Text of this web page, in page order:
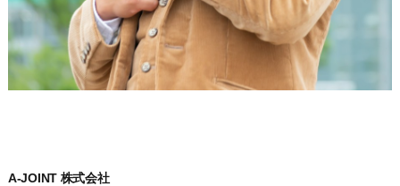
A-JOINT 株式会社